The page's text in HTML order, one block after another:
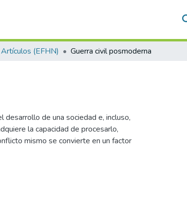
Artículos (EFHN) Guerra civil posmoderna
de una sociedad e, incluso,
la capacidad de procesarlo,
mismo se convierte en un factor